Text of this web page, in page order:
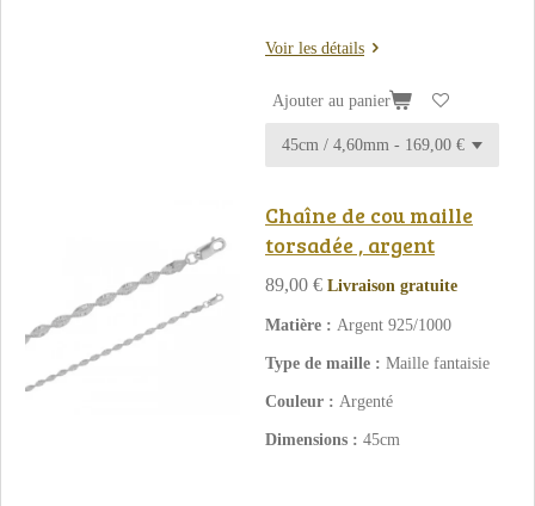
Voir les détails
Ajouter au panier
Chaîne de cou maille
torsadée , argent
89,00 € Livraison gratuite
Matière : Argent 925/1000
Type de maille : Maille fantaisie
Couleur : Argenté
Dimensions : 45cm